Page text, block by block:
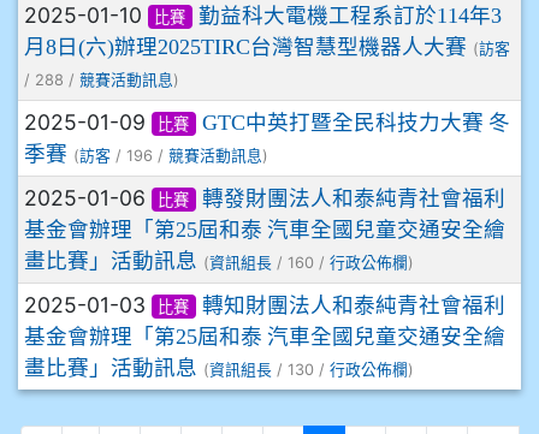
2025-01-10 比賽
勤益科大電機工程系訂於114年3
月8日(六)辦理2025TIRC台灣智慧型機器人大賽 (訪客
/ 288 / 競賽活動訊息 )
2025-01-09 比賽
GTC中英打暨全民科技力大賽 冬
季賽 (訪客 / 196 / 競賽活動訊息 )
2025-01-06 比賽
轉發財團法人和泰純青社會福利
基金會辦理「第25屆和泰 汽車全國兒童交通安全繪
畫比賽」活動訊息 (資訊組長 / 160 / 行政公佈欄 )
2025-01-03 比賽
轉知財團法人和泰純青社會福利
基金會辦理「第25屆和泰 汽車全國兒童交通安全繪
畫比賽」活動訊息 (資訊組長 / 130 / 行政公佈欄 )